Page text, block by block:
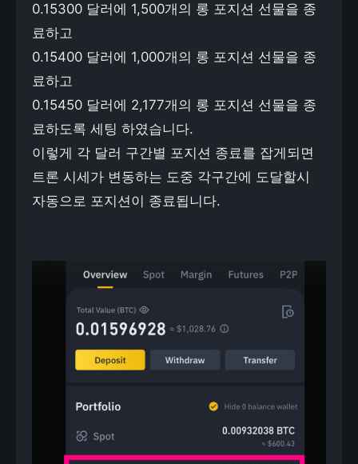
0.15300 달러에 1,500개의 롱 포지션 선물을 종
료하고
0.15400 달러에 1,000개의 롱 포지션 선물을 종
료하고
0.15450 달러에 2,177개의 롱 포지션 선물을 종
료하도록 세팅 하였습니다.
이렇게 각 달러 구간별 포지션 종료를 잡게되면
트론 시세가 변동하는 도중 각구간에 도달할시
자동으로 포지션이 종료됩니다.